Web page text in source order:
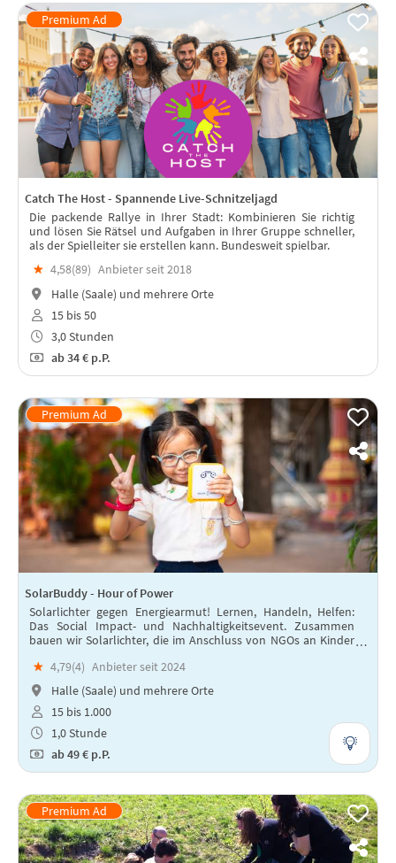
Catch The Host - Spannende Live-Schnitzeljagd
Die packende Rallye in Ihrer Stadt: Kombinieren Sie richtig
und lösen Sie Rätsel und Aufgaben in Ihrer Gruppe schneller,
als der Spielleiter sie erstellen kann. Bundesweit spielbar.
★ 4,58(89) Anbieter seit 2018
Halle (Saale) und mehrere Orte
15 bis 50
3,0 Stunden
ab34 € p.P.
SolarBuddy - Hour of Power
Solarlichter gegen Energiearmut! Lernen, Handeln, Helfen:
Das Social Impact- und Nachhaltigkeitsevent. Zusammen
bauen wir Solarlichter, die im Anschluss von NGOs an Kinder
★ 4,79(4) Anbieter seit 2024
Halle (Saale) und mehrere Orte
15 bis 1.000
1,0 Stunde
ab49 € p.P.